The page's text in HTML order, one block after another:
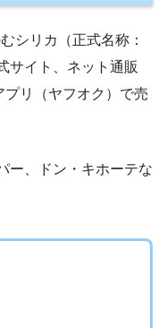
シリカ（正式名称：
サイト、ネット通販
プリ（ヤフオク）で売
ー、ドン・キホーテな